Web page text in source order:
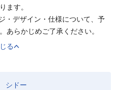
ます。
・デザイン・仕様について、予
あらかじめご了承ください。
る
シドー